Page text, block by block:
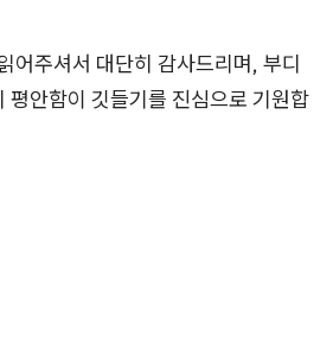
어주셔서 대단히 감사드리며, 부디
평안함이 깃들기를 진심으로 기원합